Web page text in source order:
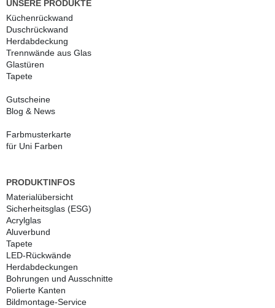
UNSERE PRODUKTE
Küchenrückwand
Duschrückwand
Herdabdeckung
Trennwände aus Glas
Glastüren
Tapete
Gutscheine
Blog & News
Farbmusterkarte
für Uni Farben
PRODUKTINFOS
Materialübersicht
Sicherheitsglas (ESG)
Acrylglas
Aluverbund
Tapete
LED-Rückwände
Herdabdeckungen
Bohrungen und Ausschnitte
Polierte Kanten
Bildmontage-Service